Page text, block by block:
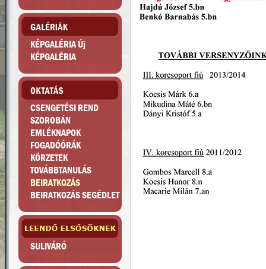
KÉPGALÉRIA Új
KÉPGALÉRIA
CSENGETÉSI REND
SZOROBÁN
EMLÉKNAPOK
FOGADÓÓRÁK
KÖRZETEK
TOVÁBBTANULÁS
BEIRATKOZÁS
BEIRATKOZÁS SEGÉDLET
SULIVÁRÓ